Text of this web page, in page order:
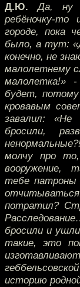
Д.Ю. Да, ну
ребёночку-то
городе, пока
было, а тут:
конечно, не
малолетнему
малолетка!»
будет,
кровавым
завалил: «Не
бросили,
молчу про
вооружение,
тебе патроны
потратил?
бросили и
такие, это
историю